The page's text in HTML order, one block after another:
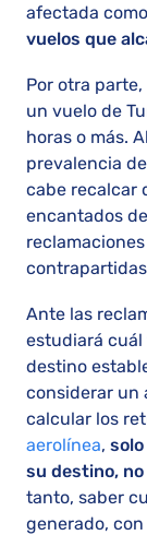
afectada
vuelos que
Por otra
un vuelo de
horas o más.
prevalencia
cabe recalcar
encantados
Ante las
estudiará cuál
destino
considerar un
calcular los
aerolínea,
su destino,
tanto, saber
generado,